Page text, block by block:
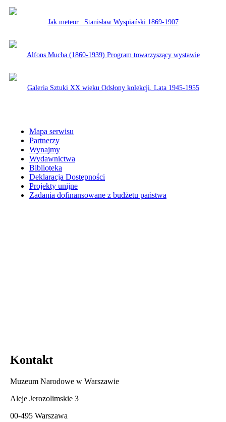
Jak meteor...Stanisław Wyspiański 1869-1907
Alfons Mucha (1860-1939) Program towarzyszący wystawie
Galeria Sztuki XX wieku Odsłony kolekcji. Lata 1945-1955
Mapa serwisu
Partnerzy
Wynajmy
Wydawnictwa
Biblioteka
Deklaracja Dostępności
Projekty unijne
Zadania dofinansowane z budżetu państwa
Kontakt
Muzeum Narodowe w Warszawie
Aleje Jerozolimskie 3
00-495 Warszawa